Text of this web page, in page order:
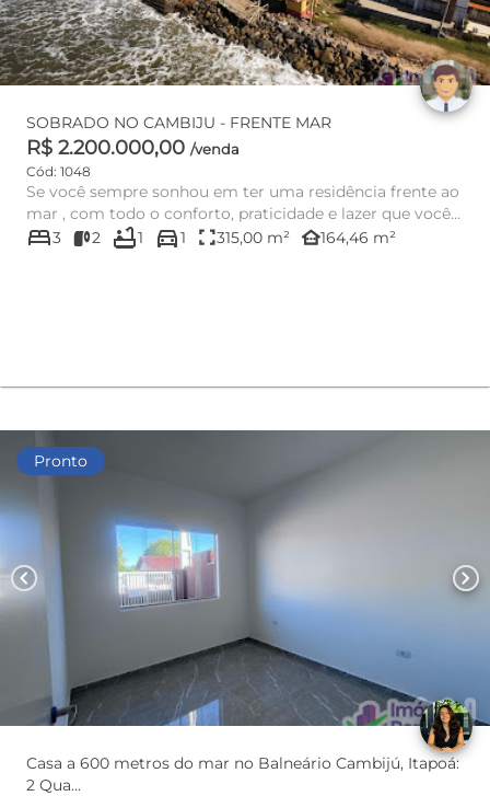
SOBRADO NO CAMBIJU - FRENTE MAR
R$ 2.200.000,00 /venda
Cód: 1048
Se você sempre sonhou em ter uma residência frente ao
mar , com todo o conforto, praticidade e lazer que você
merece,...
bed3 2 bathtub1 directions_car1 fullscreen315,00 m² other_houses164,46 m²
Pronto
chevron_left chevron_right
Casa a 600 metros do mar no Balneário Cambijú, Itapoá:
2 Qua...